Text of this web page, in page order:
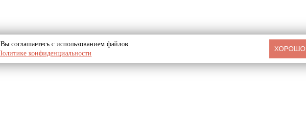
соглашаетесь с использованием файлов
конфиденциальности
ХОРОШО